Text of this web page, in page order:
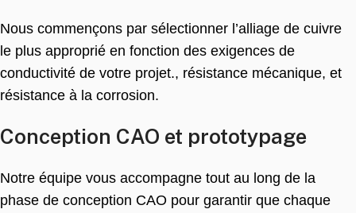
Nous commençons par sélectionner l’alliage de cuivre
le plus approprié en fonction des exigences de
conductivité de votre projet., résistance mécanique, et
résistance à la corrosion.
Conception CAO et prototypage
Notre équipe vous accompagne tout au long de la
phase de conception CAO pour garantir que chaque